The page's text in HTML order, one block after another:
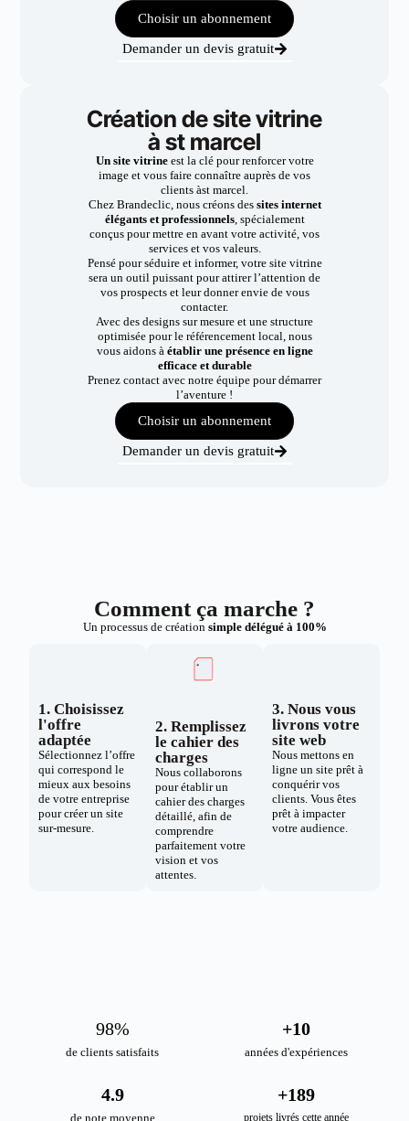
Choisir un abonnement
Demander un devis gratuit
Création de site vitrine
à st marcel
Un site vitrineest la clé pour renforcer votre
image et vous faire connaître auprès de vos
clients àst marcel.
Chez Brandeclic, nous créons dessites internet
élégants et professionnels, spécialement
conçus pour mettre en avant votre activité, vos
services et vos valeurs.
Pensé pour séduire et informer, votre site vitrine
sera un outil puissant pour attirer l’attention de
vos prospects et leur donner envie de vous
contacter.
Avec des designs sur mesure et une structure
optimisée pour le référencement local, nous
vous aidons à établir une présence en ligne
efficace et durable
Prenez contact avec notre équipe pour démarrer
l’aventure !
Choisir un abonnement
Demander un devis gratuit
Comment ça marche ?
Un processus de création simple délégué à 100%
1. Choisissez
l'offre
adaptée
Sélectionnez l’offre
qui correspond le
mieux aux besoins
de votre entreprise
pour créer un site
sur-mesure.
2. Remplissez
le cahier des
charges
Nous collaborons
pour établir un
cahier des charges
détaillé, afin de
comprendre
parfaitement votre
vision et vos
attentes.
3. Nous vous
livrons votre
site web
Nous mettons en
ligne un site prêt à
conquérir vos
clients. Vous êtes
prêt à impacter
votre audience.
de clients satisfaits
98%
années d'expériences
+10
de note moyenne
4.9
projets livrés cette année
+189